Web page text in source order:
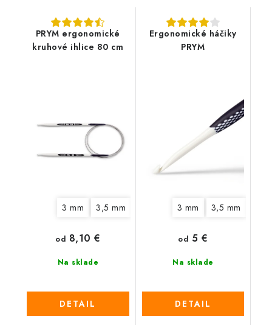
PRYM ergonomické
kruhové ihlice 80 cm
3 mm 3,5 mm 4,5 mm 5 mm
Na sklade
od 8,10 €
DETAIL
Ergonomické háčiky
PRYM
3 mm 3,5 mm
Na sklade
od 5 €
DETAIL